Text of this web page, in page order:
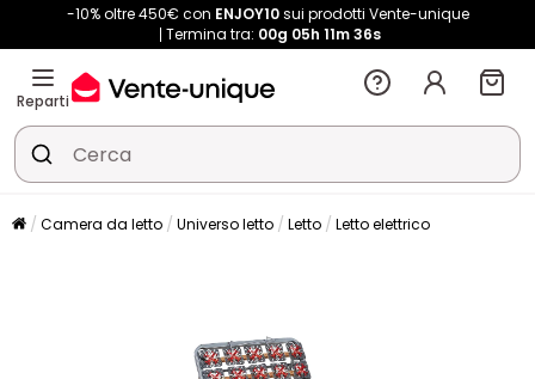
-10% oltre 450€ con ENJOY10sui prodotti Vente-unique
Termina tra: 00g 05h 11m 36s
Reparti
Camera da letto Universo letto Letto Letto elettrico